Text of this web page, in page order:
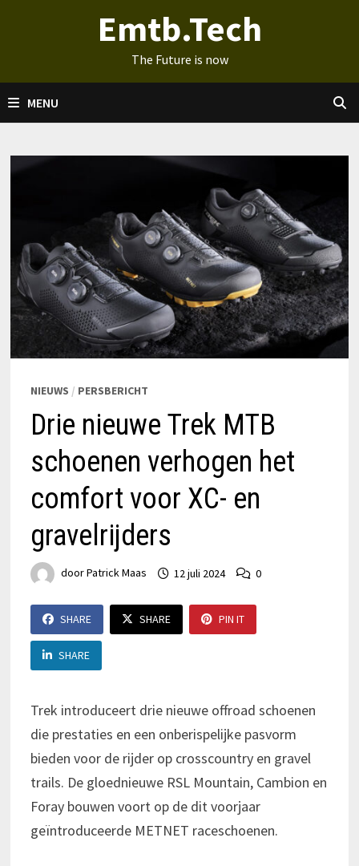
Emtb.Tech
The Future is now
MENU
NIEUWS / PERSBERICHT
Drie nieuwe Trek MTB
schoenen verhogen het
comfort voor XC- en
gravelrijders
doorPatrick Maas 12 juli 2024 0
SHARE SHARE PIN IT
SHARE
Trek introduceert drie nieuwe offroad schoenen
die prestaties en een onberispelijke pasvorm
bieden voor de rijder op crosscountry en gravel
trails. De gloednieuwe RSL Mountain, Cambion en
Foray bouwen voort op de dit voorjaar
geïntroduceerde METNET raceschoenen.